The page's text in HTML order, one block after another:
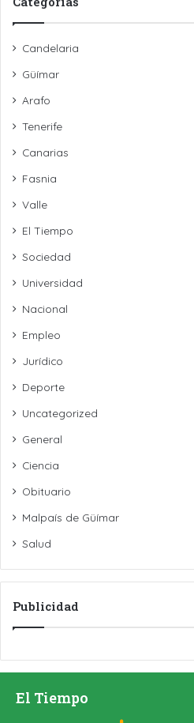
Candelaria
Güímar
Arafo
Tenerife
Canarias
Fasnia
Valle
El Tiempo
Sociedad
Universidad
Nacional
Empleo
Jurídico
Deporte
Uncategorized
General
Ciencia
Obituario
Malpaís de Güímar
Salud
Publicidad
El Tiempo